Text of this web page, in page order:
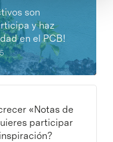
son
y haz
en el PCB!
«Notas de
participar